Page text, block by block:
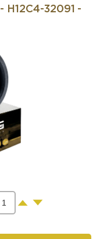
- H12C4-32091 -
+ -